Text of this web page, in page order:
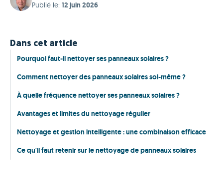
Publié le: 12 juin 2026
Dans cet article
Pourquoi faut-il nettoyer ses panneaux solaires ?
Comment nettoyer des panneaux solaires soi-même ?
À quelle fréquence nettoyer ses panneaux solaires ?
Avantages et limites du nettoyage régulier
Nettoyage et gestion intelligente : une combinaison efficace
Ce qu'il faut retenir sur le nettoyage de panneaux solaires